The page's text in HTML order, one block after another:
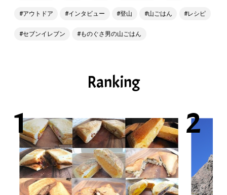
アウトドア インタビュー 登山 山ごはん レシピ
セブンイレブン ものぐさ男の山ごはん
Ranking